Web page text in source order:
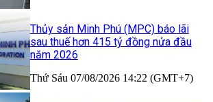
Thủy sản Minh Phú (MPC) báo lãi
sau thuế hơn 415 tỷ đồng nửa đầu
năm 2026
Thứ Sáu 07/08/2026 14:22 (GMT+7)